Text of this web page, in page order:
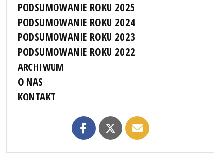
PODSUMOWANIE ROKU 2025
PODSUMOWANIE ROKU 2024
PODSUMOWANIE ROKU 2023
PODSUMOWANIE ROKU 2022
ARCHIWUM
O NAS
KONTAKT